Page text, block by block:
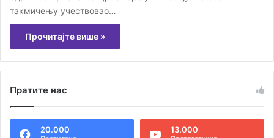
такмичењу учествовао…
Прочитајте више »
Пратите нас
20.000 13.000